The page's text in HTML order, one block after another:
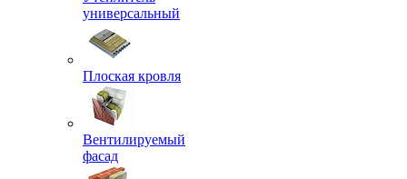
универсальный
Плоская кровля
Вентилируемый
фасад